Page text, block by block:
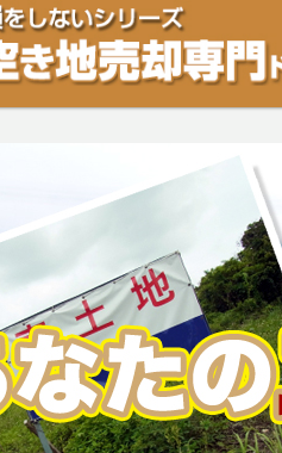
売却」は「個人」の方々が、「買取」
額と言われています。空き地・土地の売